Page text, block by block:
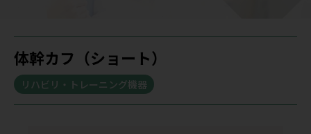
体幹カフ（ショート）
リハビリ・トレーニング機器